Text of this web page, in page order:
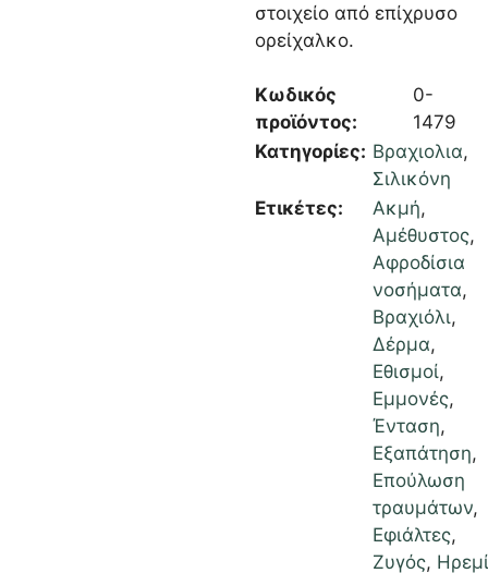
στοιχείο από επίχρυσο
ορείχαλκο.
Κωδικός
προϊόντος:
0-
1479
Κατηγορίες: Βραχιολια,
Σιλικόνη
Ετικέτες:
Ακμή,
Αμέθυστος,
Αφροδίσια
νοσήματα,
Βραχιόλι,
Δέρμα,
Εθισμοί,
Εμμονές,
Ένταση,
Εξαπάτηση,
Επούλωση
τραυμάτων,
Εφιάλτες,
Ζυγός,